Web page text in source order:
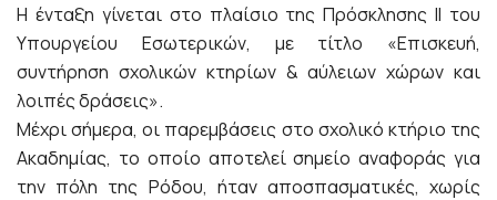
Η ένταξη γίνεται στο πλαίσιο της Πρόσκλησης ΙΙ του
Υπουργείου Εσωτερικών, με τίτλο «Επισκευή,
συντήρηση σχολικών κτηρίων & αύλειων χώρων και
λοιπές δράσεις».
Μέχρι σήμερα, οι παρεμβάσεις στο σχολικό κτήριο της
Ακαδημίας, το οποίο αποτελεί σημείο αναφοράς για
την πόλη της Ρόδου, ήταν αποσπασματικές, χωρίς